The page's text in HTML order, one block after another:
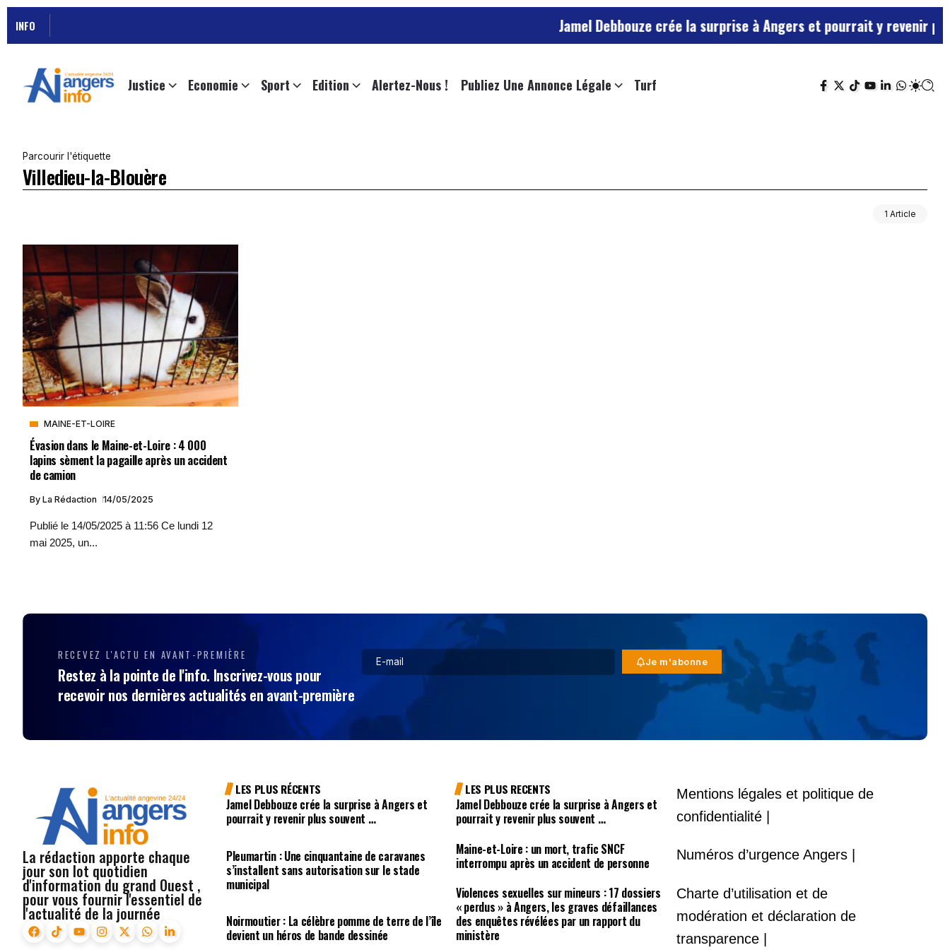
INFO Jamel Debbouze crée la surprise à Angers et pourrait y revenir plus
Justice Economie Sport Edition Alertez-Nous ! Publiez Une Annonce Légale Turf
Parcourir l'étiquette
Villedieu-la-Blouère
1 Article
MAINE-ET-LOIRE
Évasion dans le Maine-et-Loire : 4 000
lapins sèment la pagaille après un accident
de camion
By La Rédaction 14/05/2025
Publié le 14/05/2025 à 11:56 Ce lundi 12
mai 2025, un...
RECEVEZ L'ACTU EN AVANT-PREMIÈRE
Restez à la pointe de l'info. Inscrivez-vous pour
recevoir nos dernières actualités en avant-première
Je m'abonne
La rédaction apporte chaque
jour son lot quotidien
d'information du grand Ouest ,
pour vous fournir l'essentiel de
l'actualité de la journée
LES PLUS RÉCENTS
Jamel Debbouze crée la surprise à Angers et
pourrait y revenir plus souvent …
Pleumartin : Une cinquantaine de caravanes
s’installent sans autorisation sur le stade
municipal
Noirmoutier : La célèbre pomme de terre de l’île
devient un héros de bande dessinée
LES PLUS RECENTS
Jamel Debbouze crée la surprise à Angers et
pourrait y revenir plus souvent …
Maine-et-Loire : un mort, trafic SNCF
interrompu après un accident de personne
Violences sexuelles sur mineurs : 17 dossiers
« perdus » à Angers, les graves défaillances
des enquêtes révélées par un rapport du
ministère
Mentions légales et politique de
confidentialité |
Numéros d’urgence Angers |
Charte d’utilisation et de
modération et déclaration de
transparence |